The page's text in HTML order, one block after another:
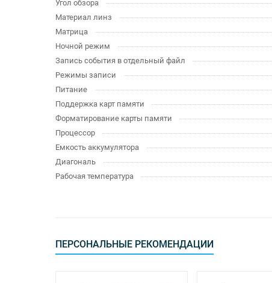
Угол обзора
Материал линз
Матрица
Ночной режим
Запись события в отдельный файл
Режимы записи
Питание
Поддержка карт памяти
Форматирование карты памяти
Процессор
Емкость аккумулятора
Диагональ
Рабочая температура
ПЕРСОНАЛЬНЫЕ РЕКОМЕНДАЦИИ